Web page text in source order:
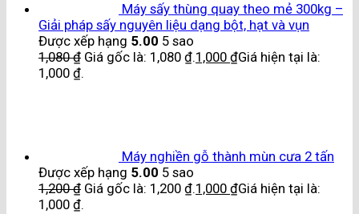
Máy sấy thùng quay theo mẻ 300kg –
Giải pháp sấy nguyên liệu dạng bột, hạt và vụn
Được xếp hạng 5.00 5 sao
1,080₫ Giá gốc là: 1,080 ₫.1,000 ₫Giá hiện tại là:
1,000 ₫.
Máy nghiền gỗ thành mùn cưa 2 tấn
Được xếp hạng 5.00 5 sao
1,200₫ Giá gốc là: 1,200 ₫.1,000 ₫Giá hiện tại là:
1,000 ₫.